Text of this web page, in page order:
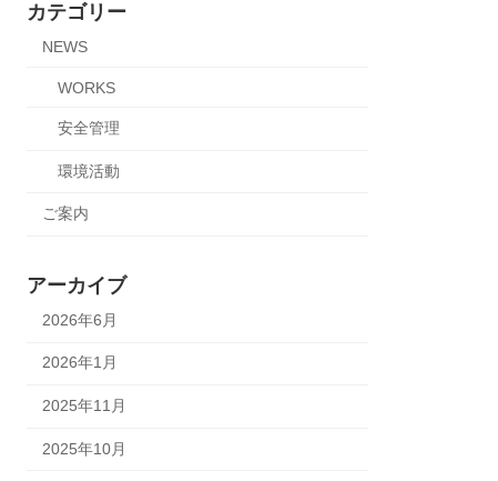
カテゴリー
NEWS
WORKS
安全管理
環境活動
ご案内
アーカイブ
2026年6月
2026年1月
2025年11月
2025年10月